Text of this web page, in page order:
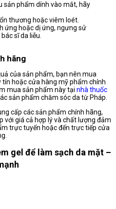
sản phẩm dính vào mắt, hãy
thương hoặc viêm loét.
ứng hoặc dị ứng, ngưng sử
sĩ da liễu.
hãng
của sản phẩm, bạn nên mua
hoặc cửa hàng mỹ phẩm chính
mua sản phẩm này tại nhà thuốc
sản phẩm chăm sóc da từ Pháp.
cấp các sản phẩm chính hãng,
với giá cả hợp lý và chất lượng đảm
trực tuyến hoặc đến trực tiếp cửa
gel để làm sạch da mặt –